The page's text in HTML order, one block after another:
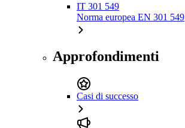
IT 301 549
Norma europea EN 301 549
Approfondimenti
Casi di successo